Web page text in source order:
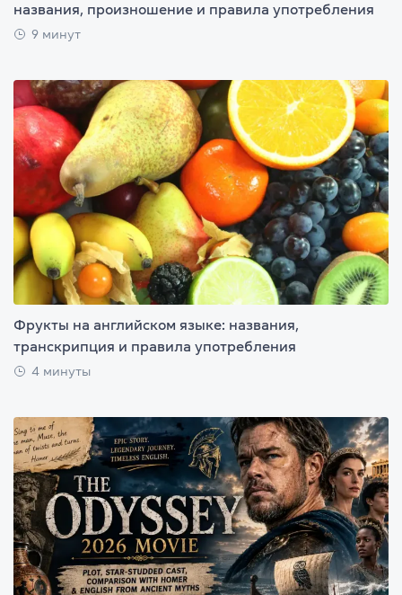
названия, произношение и правила употребления
9 минут
Фрукты на английском языке: названия,
транскрипция и правила употребления
4 минуты